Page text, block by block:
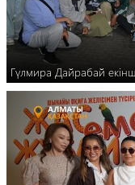
Гүлмира Дайрабай